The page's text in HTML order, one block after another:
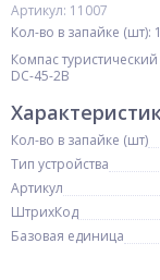
Артикул: 11007
Кол-во в запайке (шт):
Компас
DC-45-2B
Кол-во в запайке (шт)
Тип устройства
Артикул
ШтрихКод
Базовая единица